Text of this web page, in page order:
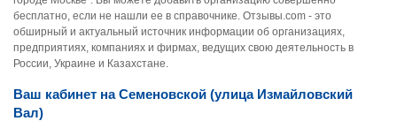
бесплатно, если не нашли ее в справочнике. Отзывы.com - это
обширный и актуальный источник информации об организациях,
предприятиях, компаниях и фирмах, ведущих свою деятельность в
России, Украине и Казахстане.
Ваш кабинет на Семеновской (улица Измайловский
Вал)